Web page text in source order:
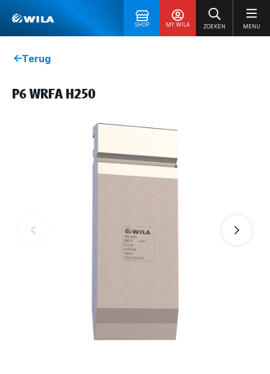
SHOP MY WILA ZOEKEN MENU
Terug
P6 WRFA H250